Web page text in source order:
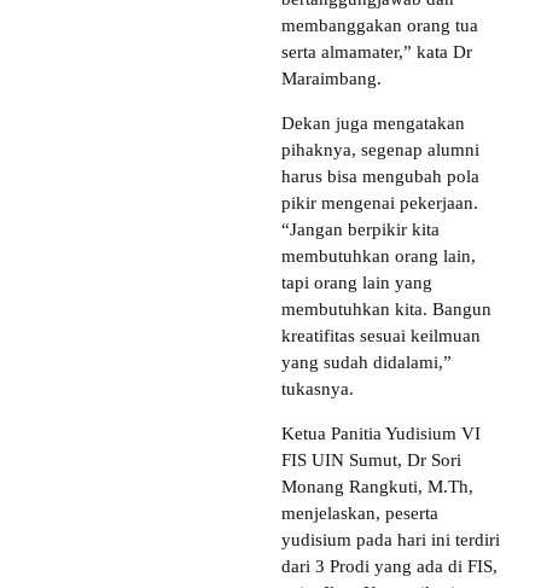
membanggakan orang tua
serta almamater,” kata Dr
Maraimbang.
Dekan juga mengatakan
pihaknya, segenap alumni
harus bisa mengubah pola
pikir mengenai pekerjaan.
“Jangan berpikir kita
membutuhkan orang lain,
tapi orang lain yang
membutuhkan kita. Bangun
kreatifitas sesuai keilmuan
yang sudah didalami,”
tukasnya.
Ketua Panitia Yudisium VI
FIS UIN Sumut, Dr Sori
Monang Rangkuti, M.Th,
menjelaskan, peserta
yudisium pada hari ini terdiri
dari 3 Prodi yang ada di FIS,